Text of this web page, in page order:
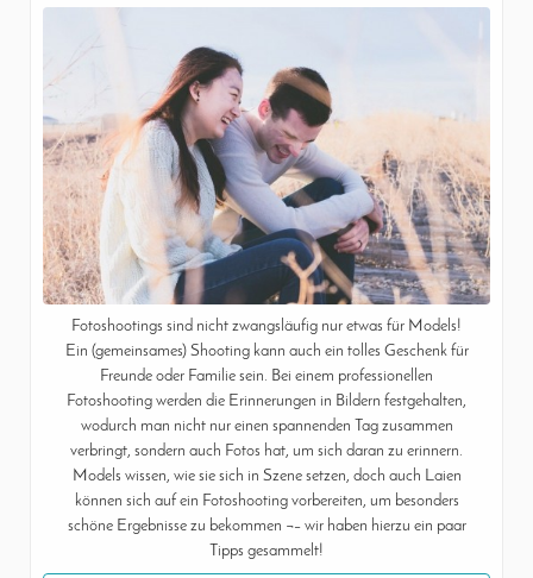
Fotoshootings sind nicht zwangsläufig nur etwas für Models!
Ein (gemeinsames) Shooting kann auch ein tolles Geschenk für
Freunde oder Familie sein. Bei einem professionellen
Fotoshooting werden die Erinnerungen in Bildern festgehalten,
wodurch man nicht nur einen spannenden Tag zusammen
verbringt, sondern auch Fotos hat, um sich daran zu erinnern.
Models wissen, wie sie sich in Szene setzen, doch auch Laien
können sich auf ein Fotoshooting vorbereiten, um besonders
schöne Ergebnisse zu bekommen ¬– wir haben hierzu ein paar
Tipps gesammelt!